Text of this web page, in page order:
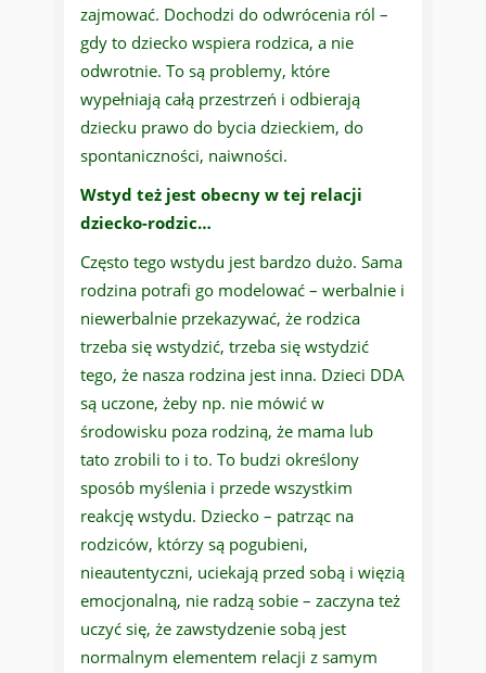
zajmować. Dochodzi do odwrócenia ról –
gdy to dziecko wspiera rodzica, a nie
odwrotnie. To są problemy, które
wypełniają całą przestrzeń i odbierają
dziecku prawo do bycia dzieckiem, do
spontaniczności, naiwności.
Wstyd też jest obecny w tej relacji
dziecko-rodzic…
Często tego wstydu jest bardzo dużo. Sama
rodzina potrafi go modelować – werbalnie i
niewerbalnie przekazywać, że rodzica
trzeba się wstydzić, trzeba się wstydzić
tego, że nasza rodzina jest inna. Dzieci DDA
są uczone, żeby np. nie mówić w
środowisku poza rodziną, że mama lub
tato zrobili to i to. To budzi określony
sposób myślenia i przede wszystkim
reakcję wstydu. Dziecko – patrząc na
rodziców, którzy są pogubieni,
nieautentyczni, uciekają przed sobą i więzią
emocjonalną, nie radzą sobie – zaczyna też
uczyć się, że zawstydzenie sobą jest
normalnym elementem relacji z samym